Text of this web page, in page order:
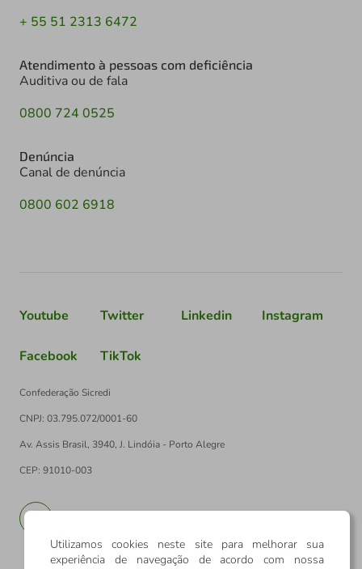
+ 55 51 2313 6472
Atendimento à pessoas com deficiência
Auditiva ou de fala
0800 724 0525
Denúncia
Canal de denúncia
0800 602 6918
Youtube Twitter Linkedin Instagram
Facebook TikTok
Confederação Sicredi
CNPJ: 03.795.072/0001-60
Av. Assis Brasil, 3940, J. Lindóia - Porto Alegre
CEP: 91010-003
Utilizamos cookies neste site para melhorar sua
experiência de navegação de acordo com nossa